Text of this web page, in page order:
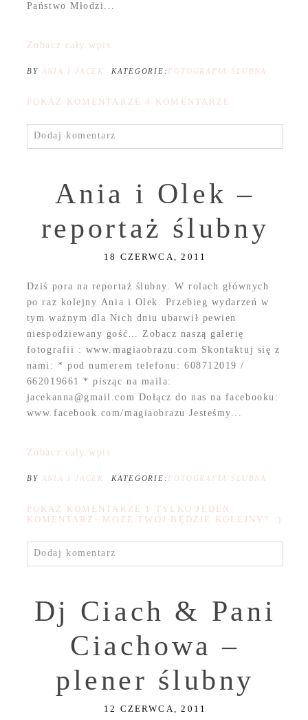
Państwo Młodzi...
Zobacz cały wpis
BY ANIA I JACEK KATEGORIE: FOTOGRAFIA ŚLUBNA
POKAŻ KOMENTARZE4 KOMENTARZE
Dodaj komentarz
Ania i Olek –
reportaż ślubny
18 CZERWCA, 2011
Dziś pora na reportaż ślubny. W rolach głównych
po raz kolejny Ania i Olek. Przebieg wydarzeń w
tym ważnym dla Nich dniu ubarwił pewien
niespodziewany gość… Zobacz naszą galerię
fotografii : www.magiaobrazu.com Skontaktuj się z
nami: * pod numerem telefonu: 608712019 /
662019661 * pisząc na maila:
jacekanna@gmail.com Dołącz do nas na facebooku:
www.facebook.com/magiaobrazu Jesteśmy...
Zobacz cały wpis
BY ANIA I JACEK KATEGORIE: FOTOGRAFIA ŚLUBNA
POKAŻ KOMENTARZE
1 TYLKO JEDEN
KOMENTARZ- MOŻE TWÓJ BĘDZIE KOLEJNY? :)
Dodaj komentarz
Dj Ciach & Pani
Ciachowa –
plener ślubny
12 CZERWCA, 2011